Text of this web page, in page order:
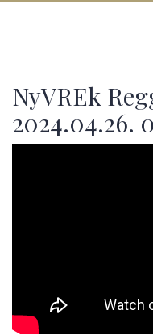
NyVREk
2024.04.26.